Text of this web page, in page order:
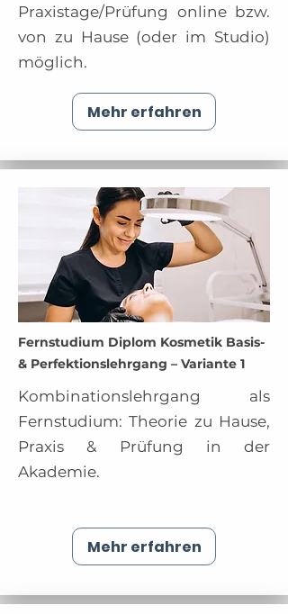
Praxistage/Prüfung online bzw.
von zu Hause (oder im Studio)
möglich.
Mehr erfahren
Fernstudium Diplom Kosmetik Basis-
& Perfektionslehrgang – Variante 1
Kombinationslehrgang als
Fernstudium: Theorie zu Hause,
Praxis & Prüfung in der
Akademie.
Mehr erfahren